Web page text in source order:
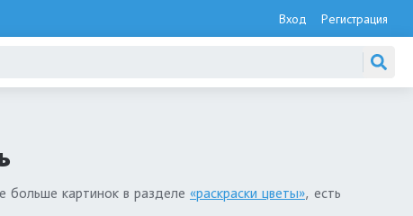
Вход Регистрация
картинок в разделе «раскраски цветы», есть